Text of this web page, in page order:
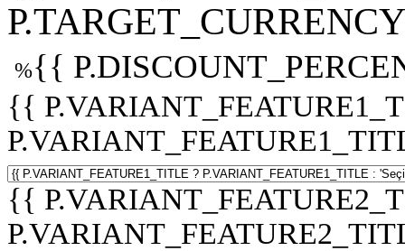
%{{
{{
{{